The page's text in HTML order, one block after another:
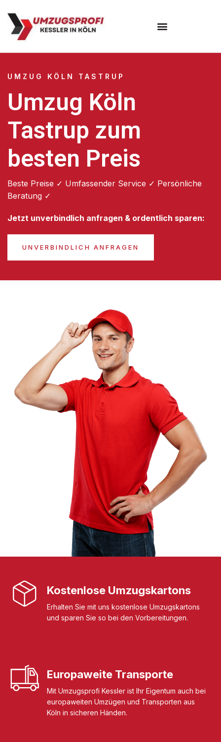
UMZUG KÖLN TASTRUP
Umzug Köln
Tastrup zum
besten Preis
Beste Preise ✓ Umfassender Service ✓ Persönliche
Beratung ✓
Jetzt unverbindlich anfragen & ordentlich sparen:
UNVERBINDLICH ANFRAGEN
Kostenlose Umzugskartons
Erhalten Sie mit uns kostenlose Umzugskartons
und sparen Sie so bei den Vorbereitungen.
Europaweite Transporte
Mit Umzugsprofi Kessler ist Ihr Eigentum auch bei
europaweiten Umzügen und Transporten aus
Köln in sicheren Händen.